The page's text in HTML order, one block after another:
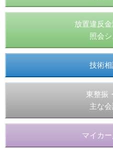
放置違反
照会
技術
東整振
主な
マイカ